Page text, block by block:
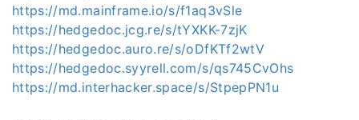
https://md.mainframe.io/s/f1aq3vSle
https://hedgedoc.jcg.re/s/tYXKK-7zjK
https://hedgedoc.auro.re/s/oDfKTf2wtV
https://hedgedoc.syyrell.com/s/qs745CvOhs
https://md.interhacker.space/s/StpepPN1u